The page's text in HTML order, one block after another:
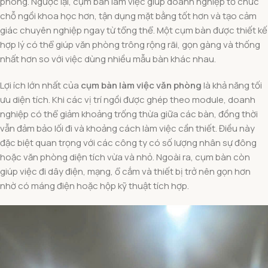
chỗ ngồi khoa học hơn, tận dụng mặt bằng tốt hơn và tạo cảm
giác chuyên nghiệp ngay từ tổng thể. Một cụm bàn được thiết kế
hợp lý có thể giúp văn phòng trông rộng rãi, gọn gàng và thống
nhất hơn so với việc dùng nhiều mẫu bàn khác nhau.
Lợi ích lớn nhất của cụm bàn làm việc văn phòng là khả năng tối
ưu diện tích. Khi các vị trí ngồi được ghép theo module, doanh
nghiệp có thể giảm khoảng trống thừa giữa các bàn, đồng thời
vẫn đảm bảo lối đi và khoảng cách làm việc cần thiết. Điều này
đặc biệt quan trọng với các công ty có số lượng nhân sự đông
hoặc văn phòng diện tích vừa và nhỏ. Ngoài ra, cụm bàn còn
giúp việc đi dây điện, mạng, ổ cắm và thiết bị trở nên gọn hơn
nhờ có máng điện hoặc hộp kỹ thuật tích hợp.